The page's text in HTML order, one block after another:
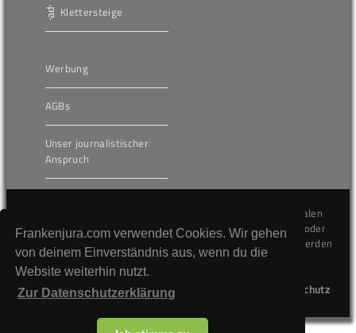
Frankenjura.com verwendet Cookies. Wir gehen
von deinem Einverständnis aus, wenn du die
Website weiterhin nutzt.
Zur Datenschutzerklärung
Klettersteige
Werbung
AGBs
Unser journalistischer
Anspruch
Die hier veröffentlichten Inhalte unterliegen dem internationalen
Urheberrecht (Copyright) und dürfen nicht kopiert, verändert oder
unverändert wiederveröffentlicht werden. Gegen Verstöße werden
wir auf juristischem Wege vorgehen.
Kontakt
Datenschutz